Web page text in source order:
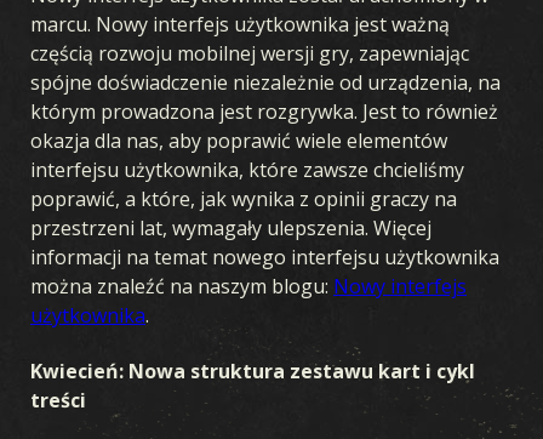
marcu. Nowy interfejs użytkownika jest ważną
częścią rozwoju mobilnej wersji gry, zapewniając
spójne doświadczenie niezależnie od urządzenia, na
którym prowadzona jest rozgrywka. Jest to również
okazja dla nas, aby poprawić wiele elementów
interfejsu użytkownika, które zawsze chcieliśmy
poprawić, a które, jak wynika z opinii graczy na
przestrzeni lat, wymagały ulepszenia. Więcej
informacji na temat nowego interfejsu użytkownika
można znaleźć na naszym blogu: Nowy interfejs
użytkownika.
Kwiecień: Nowa struktura zestawu kart i cykl
treści
LETNIE ROZSZERZENIE
BURZA W OCEANII WCZESNA WOJNA
FRONT KRAJOWY
PRZEWAGA POWIETRZNA
WOJNA MORSKA
ZJEDNOCZONY FRONT
KREW I ŻELAZO
TAJNE OPERACJE
WOJNA ZIMOWA
BROTHERS IN ARMS
LEGIONY
PRZEŁOM
W OGNIU WOJNY LOJALNOŚĆ